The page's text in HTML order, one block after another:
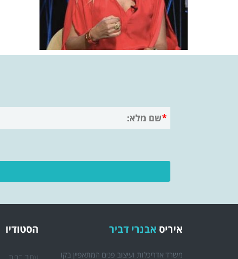
איריס אבנרי דביר
משרד אדריכלות ועיצוב פנים המתאפיין בקו
הסטודיו
עמוד הבית